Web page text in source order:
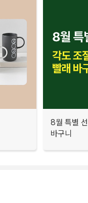
8월 특별
바구니